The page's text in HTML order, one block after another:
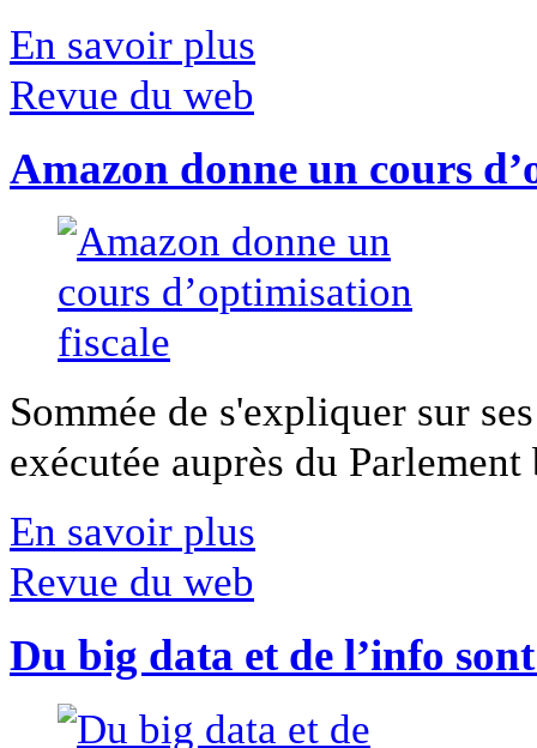
En savoir plus
Revue du web
Amazon donne un cours
Sommée de s'expliquer sur
exécutée auprès du
En savoir plus
Revue du web
Du big data et de l’info